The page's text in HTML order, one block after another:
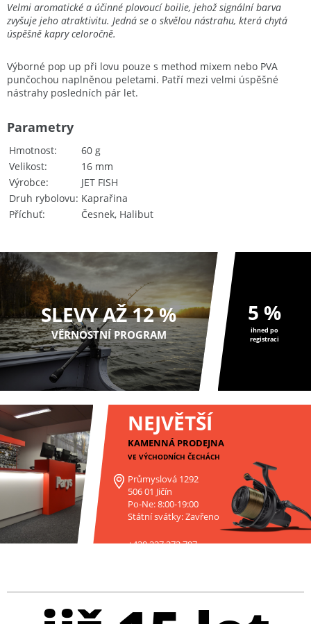
Velmi aromatické a účinné plovoucí boilie, jehož signální barva
zvyšuje jeho atraktivitu. Jedná se o skvělou nástrahu, která chytá
úspěšně kapry celoročně.
Výborné pop up při lovu pouze s method mixem nebo PVA
punčochou naplněnou peletami. Patří mezi velmi úspěšné
nástrahy posledních pár let.
Hmotnost
60 g
Velikost
16 mm
Výrobce
JET FISH
Druh rybolovu Kaprařina
Příchuť
Česnek, Halibut
Parametry
SLEVY AŽ 12 %
VĚRNOSTNÍ PROGRAM
5 %
ihned po
registraci
NEJVĚTŠÍ
KAMENNÁ PRODEJNA
VE VÝCHODNÍCH ČECHÁCH
Průmyslová 1292
506 01 Jičín
Po-Ne: 8:00-19:00
Státní svátky: Zavřeno
+420 227 272 797